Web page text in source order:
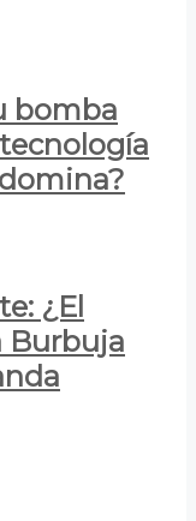
bomba
¿El
Burbuja